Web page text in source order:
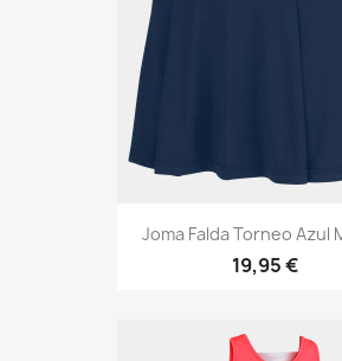
Joma Falda Torneo Azul
19,95 €